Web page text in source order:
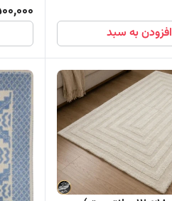
افزودن به سبد